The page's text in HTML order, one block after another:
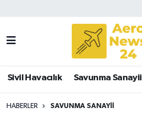
Sivil Havacılık Savunma Sanayii
HABERLER SAVUNMA SANAYII